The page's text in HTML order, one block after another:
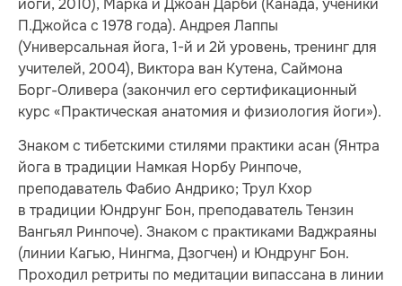
П.Джойса с 1978 года). Андрея Лаппы
(Универсальная йога, 1-й и 2й уровень, тренинг для
учителей, 2004), Виктора ван Кутена, Саймона
Борг-Оливера (закончил его сертификационный
курс «Практическая анатомия и физиология йоги»).
Знаком с тибетскими стилями практики асан (Янтра
йога в традиции Намкая Норбу Ринпоче,
преподаватель Фабио Андрико; Трул Кхор
в традиции Юндрунг Бон, преподаватель Тензин
Вангьял Ринпоче). Знаком с практиками Ваджраяны
(линии Кагью, Нингма, Дзогчен) и Юндрунг Бон.
Проходил ретриты по медитации випассана в линии